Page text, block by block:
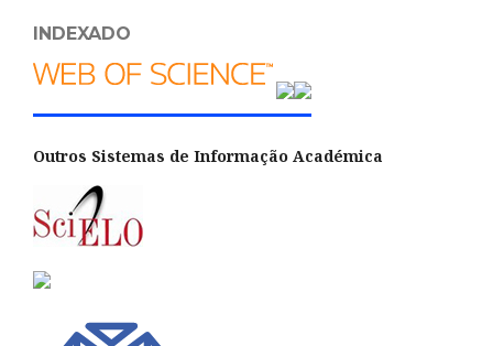
INDEXADO
Outros Sistemas de Informação Académica